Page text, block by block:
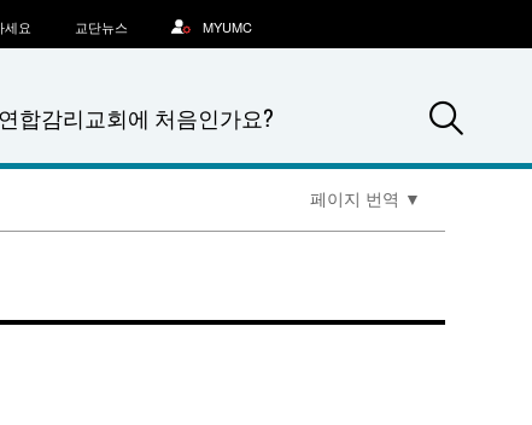
연합감리교회에 처음인가요?
세요 교단뉴스 MYUMC
페이지 번역 ▼